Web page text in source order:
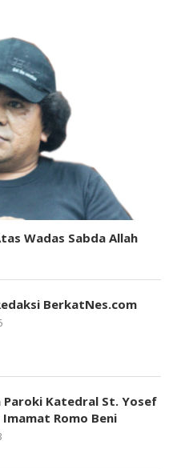
Wadas Sabda Allah
BerkatNes.com
Paroki Katedral St. Yosef
Romo Beni